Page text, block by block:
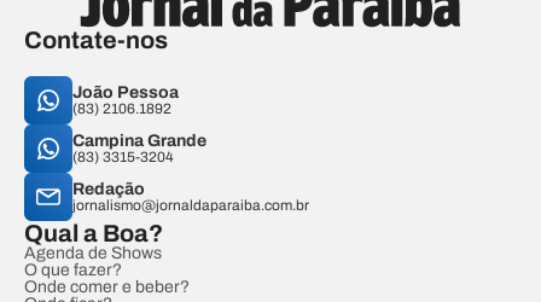
Contate-nos
João Pessoa
(83) 2106.1892
Campina Grande
(83) 3315-3204
Redação
jornalismo@jornaldaparaiba.com.br
Qual a Boa?
Agenda de Shows
O que fazer?
Onde comer e beber?